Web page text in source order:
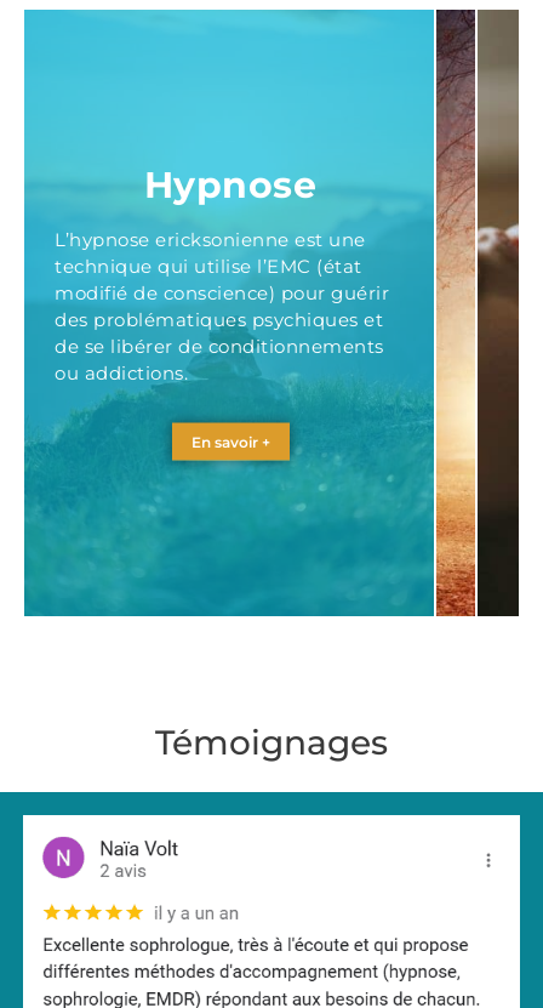
Hypnose
L’hypnose ericksonienne est une
technique qui utilise l’EMC (état
modifié de conscience) pour guérir
des problématiques psychiques et
de se libérer de conditionnements
ou addictions.
En savoir +
Témoignages